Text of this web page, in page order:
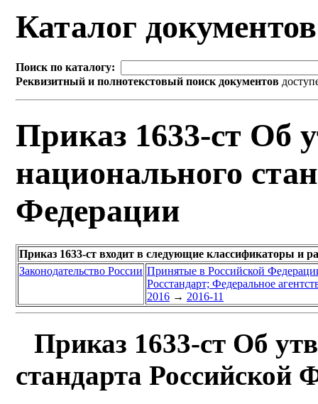
Каталог
Поиск по каталогу:
Реквизитный и полнотекстовый поиск документов
Приказ 1633-ст Об
национального
Федерации
Приказ 1633-ст входит в следующие классификаторы и
Законодательство России Принятые в Российской
Росстандарт; Федеральное
2016 → 2016-11
Приказ 1633-ст Об
стандарта Российской